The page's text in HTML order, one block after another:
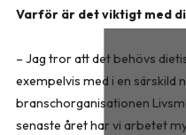
Varför är det viktigt med
– Jag tror att det behövs
exempelvis med i en särskild
branschorganisationen
senaste året har vi arbetet